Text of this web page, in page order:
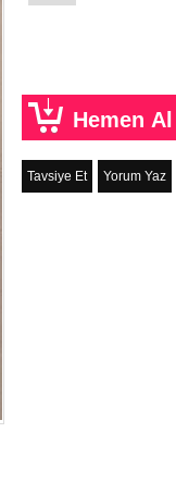
Tavsiye Et Yorum Yaz